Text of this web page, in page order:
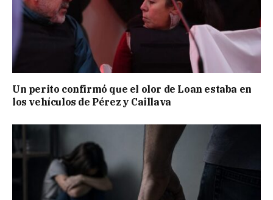
Un perito confirmó que el olor de Loan estaba en
los vehículos de Pérez y Caillava